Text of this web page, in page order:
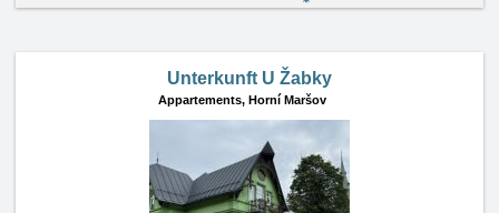
Unterkunft U Žabky
Appartements, Horní Maršov